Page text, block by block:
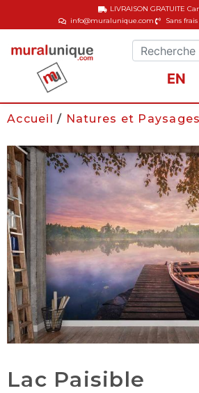
info@muralunique.com Sans
LIVRAISON GRATUITE
EN
Accueil / Natures et Paysages
Lac Paisible